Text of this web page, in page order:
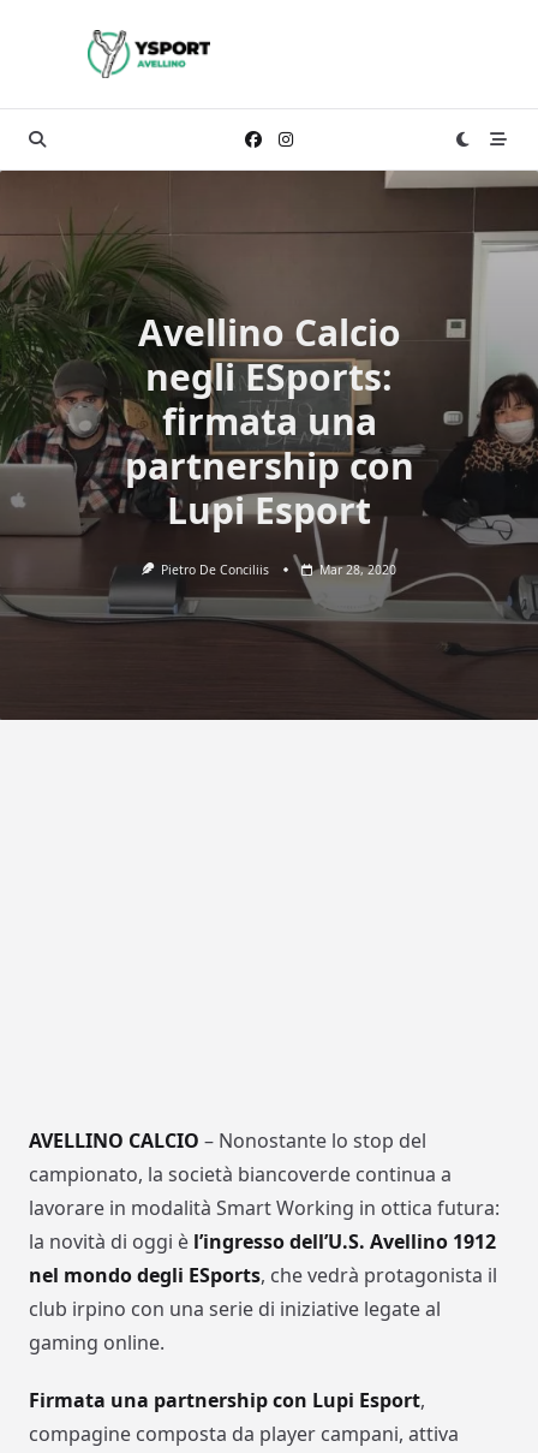
Avellino Calcio
negli ESports:
firmata una
partnership con
Lupi Esport
Pietro De Conciliis Mar 28, 2020
AVELLINO CALCIO – Nonostante lo stop del
campionato, la società biancoverde continua a
lavorare in modalità Smart Working in ottica futura:
la novità di oggi è l’ingresso dell’U.S. Avellino 1912
nel mondo degli ESports, che vedrà protagonista il
club irpino con una serie di iniziative legate al
gaming online.
Firmata una partnership con Lupi Esport,
compagine composta da player campani, attiva